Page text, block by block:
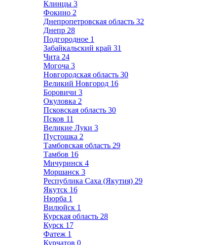
Клинцы 3
Фокино 2
Днепропетровская область 32
Днепр 28
Подгородное 1
Забайкальский край 31
Чита 24
Могоча 3
Новгородская область 30
Великий Новгород 16
Боровичи 3
Окуловка 2
Псковская область 30
Псков 11
Великие Луки 3
Пустошка 2
Тамбовская область 29
Тамбов 16
Мичуринск 4
Моршанск 3
Республика Саха (Якутия) 29
Якутск 16
Нюрба 1
Вилюйск 1
Курская область 28
Курск 17
Фатеж 1
Курчатов 0